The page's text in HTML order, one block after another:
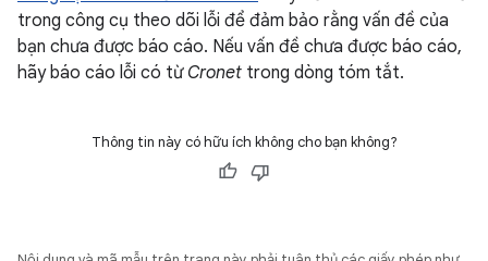
trong công cụ theo dõi lỗi để đảm bảo rằng vấn đề của
bạn chưa được báo cáo. Nếu vấn đề chưa được báo cáo,
hãy báo cáo lỗi có từ Cronet trong dòng tóm tắt.
Thông tin này có hữu ích không cho bạn không?